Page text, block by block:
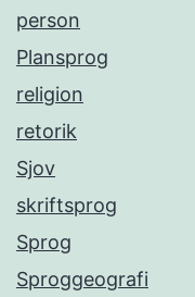
person
Plansprog
religion
retorik
Sjov
skriftsprog
Sprog
Sproggeografi